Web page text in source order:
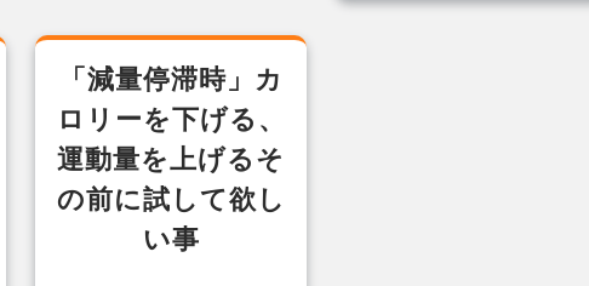
「減量停滞時」カ
ロリーを下げる、
運動量を上げるそ
の前に試して欲し
い事